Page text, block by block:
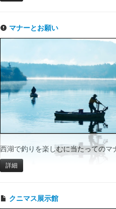
マナーとお願い
西湖で釣りを楽しむに当たってのマ
詳細
クニマス展示館